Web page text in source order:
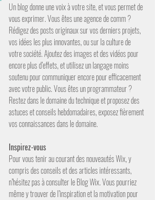
Un blog donne une voix à votre site, et vous permet de
vous exprimer. Vous êtes une agence de comm ?
Rédigez des posts originaux sur vos derniers projets,
vos idées les plus innovantes, ou sur la culture de
votre société. Ajoutez des images et des vidéos pour
encore plus d’effets, et utilisez un langage moins
soutenu pour communiquer encore pour efficacement
avec votre public. Vous êtes un programmateur ?
Restez dans le domaine du technique et proposez des
astuces et conseils hebdomadaires, exposez fièrement
vos connaissances dans le domaine.
Inspirez-vous
Pour vous tenir au courant des nouveautés Wix, y
compris des conseils et des articles intéressants,
n’hésitez pas à consulter le Blog Wix. Vous pourriez
même y trouver de l’inspiration et la motivation pour